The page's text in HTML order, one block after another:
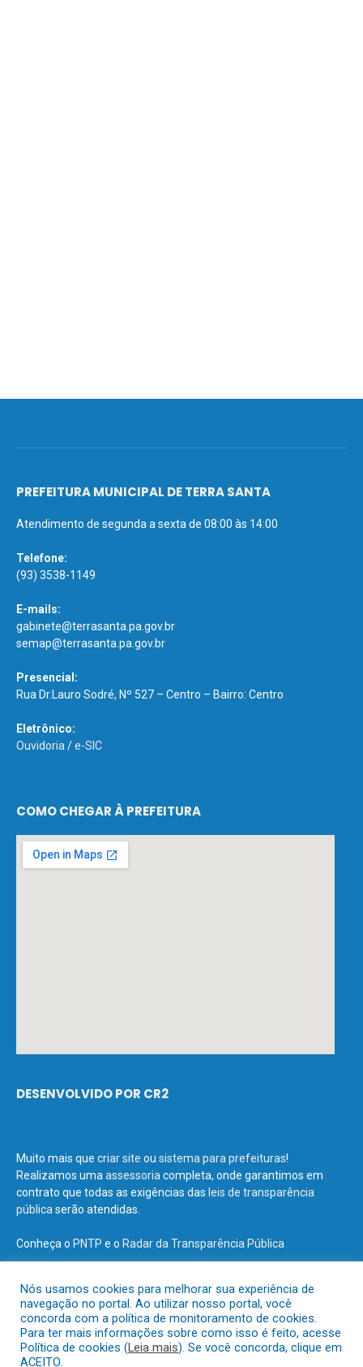
PREFEITURA MUNICIPAL DE TERRA SANTA
Atendimento de segunda a sexta de 08:00 às 14:00
Telefone:
(93) 3538-1149
E-mails:
gabinete@terrasanta.pa.gov.br
semap@terrasanta.pa.gov.br
Presencial:
Rua Dr.Lauro Sodré, Nº 527 – Centro – Bairro: Centro
Eletrônico:
Ouvidoria /e-SIC
COMO CHEGAR À PREFEITURA
DESENVOLVIDO POR CR2
Muito mais que criar site ou sistema para prefeituras!
Realizamos uma assessoria completa, onde garantimos em
contrato que todas as exigências das leis de transparência
pública serão atendidas.
Conheça o PNTP e o Radar da Transparência Pública
Todos os direitos reservados a Prefeitura Municipal de Terra Santa.
Nós usamos cookies para melhorar sua experiência de
navegação no portal. Ao utilizar nosso portal, você
concorda com a política de monitoramento de cookies.
Para ter mais informações sobre como isso é feito, acesse
Política de cookies (Leia mais). Se você concorda, clique em
ACEITO.